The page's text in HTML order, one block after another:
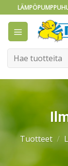
to
content
Etsi:
Tuotteet /